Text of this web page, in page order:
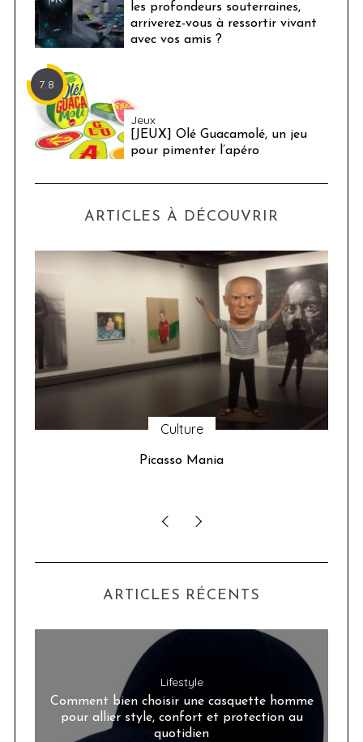
les profondeurs souterraines,
arriverez-vous à ressortir vivant
avec vos amis ?
7.8
Jeux
[JEUX] Olé Guacamolé, un jeu
pour pimenter l’apéro
ARTICLES À DÉCOUVRIR
Culture
Picasso Mania
ARTICLES RÉCENTS
Lifestyle
Comment bien choisir une casquette homme
pour allier style, confort et protection au
quotidien